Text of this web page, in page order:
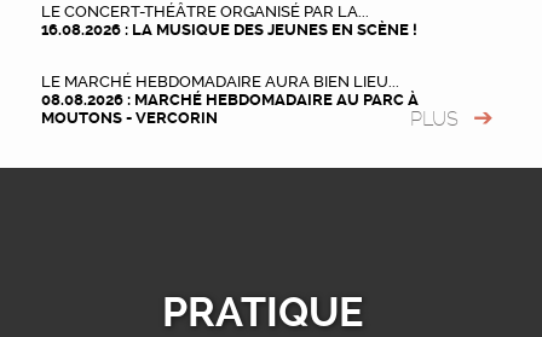
LE CONCERT-THÉÂTRE ORGANISÉ PAR LA...
16.08.2026 : LA MUSIQUE DES JEUNES EN SCÈNE !
LE MARCHÉ HEBDOMADAIRE AURA BIEN LIEU...
08.08.2026 : MARCHÉ HEBDOMADAIRE AU PARC À
MOUTONS - VERCORIN
PLUS
PRATIQUE